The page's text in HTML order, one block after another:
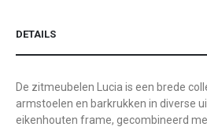
DETAILS
De zitmeubelen Lucia is een brede
armstoelen en barkrukken in diverse
eikenhouten frame, gecombineerd